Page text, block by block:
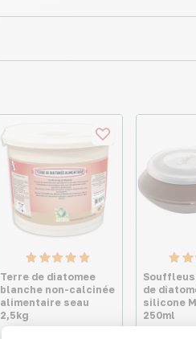
Terre de diatomee
blanche non-calcinée
alimentaire seau
2,5kg
de
silicone
250ml